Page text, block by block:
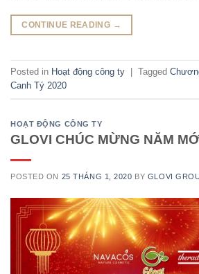
CONTINUE READING →
Posted in Hoạt động công ty Tagged
Canh Tý 2020
HOẠT ĐỘNG CÔNG TY
GLOVI CHÚC MỪNG NĂM
POSTED ON 25 THÁNG 1, 2020 BY GLOVI